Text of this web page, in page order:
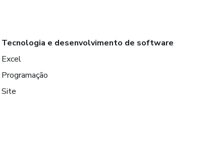
Tecnologia e desenvolvimento de software
Excel
Programação
Site